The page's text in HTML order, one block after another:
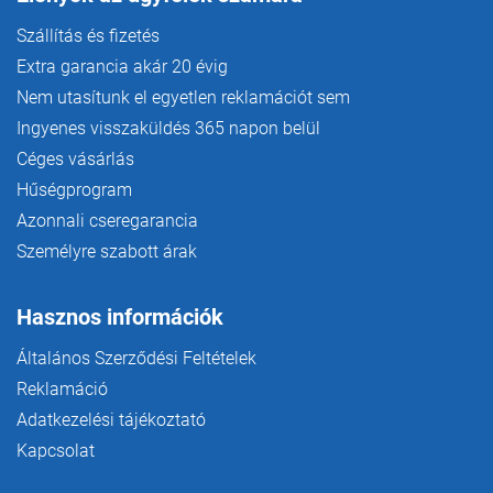
Szállítás és fizetés
Extra garancia akár 20 évig
Nem utasítunk el egyetlen reklamációt sem
Ingyenes visszaküldés 365 napon belül
Céges vásárlás
Hűségprogram
Azonnali cseregarancia
Személyre szabott árak
Hasznos információk
Általános Szerződési Feltételek
Reklamáció
Adatkezelési tájékoztató
Kapcsolat